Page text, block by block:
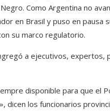
Como Argentina no
en Brasil y puso en pausa
su marco regulatorio.
a ejecutivos, expertos,
disponible para que el
dicen los funcionarios